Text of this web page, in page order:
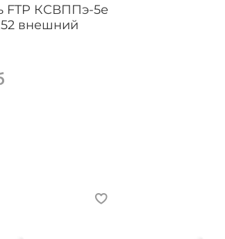
FTP КСВППэ-5е
внешний